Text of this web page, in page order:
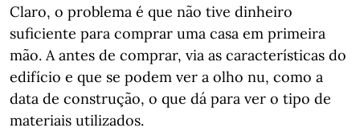
Claro, o problema é que não tive dinheiro
suficiente para comprar uma casa em primeira
mão. A antes de comprar, via as características do
edifício e que se podem ver a olho nu, como a
data de construção, o que dá para ver o tipo de
materiais utilizados.